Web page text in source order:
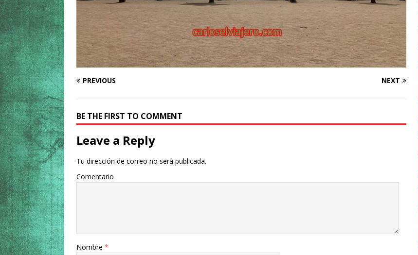
PREVIOUS NEXT
BE THE FIRST TO COMMENT
Leave a Reply
Tu dirección de correo no será publicada.
Comentario
Nombre *